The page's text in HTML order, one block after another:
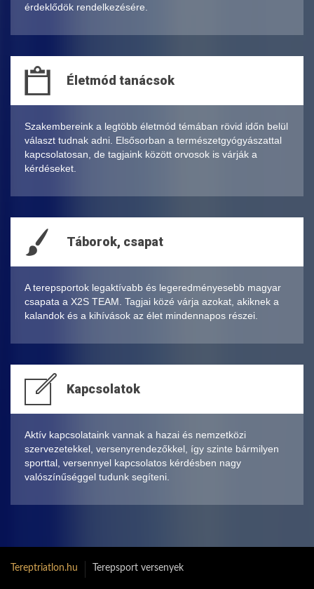
érdeklődök rendelkezésére.
Életmód tanácsok
Szakembereink a legtöbb életmód témában rövid időn belül
választ tudnak adni. Elsősorban a természetgyógyászattal
kapcsolatosan, de tagjaink között orvosok is várják a
kérdéseket.
Táborok, csapat
A terepsportok legaktívabb és legeredményesebb magyar
csapata a X2S TEAM. Tagjai közé várja azokat, akiknek a
kalandok és a kihívások az élet mindennapos részei.
Kapcsolatok
Aktív kapcsolataink vannak a hazai és nemzetközi
szervezetekkel, versenyrendezőkkel, így szinte bármilyen
sporttal, versennyel kapcsolatos kérdésben nagy
valószínűséggel tudunk segíteni.
Tereptriatlon.hu Terepsport versenyek